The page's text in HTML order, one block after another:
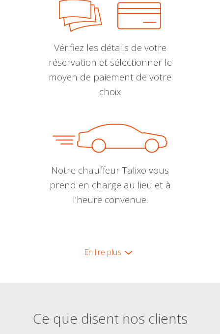
Vérifiez les détails de votre
réservation et sélectionner le
moyen de paiement de votre
choix
Notre chauffeur Talixo vous
prend en charge au lieu et à
l'heure convenue.
En lire plus
Ce que disent nos clients